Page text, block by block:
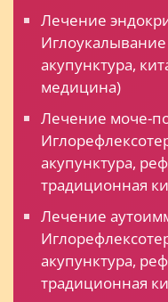
Лечение
акупунктура,
медицина)
Лечение моче-
акупунктура,
традиционная
Лечение
акупунктура,
традиционная